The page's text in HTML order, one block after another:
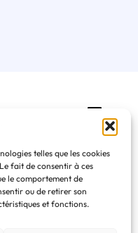
telles que les cookies
fait de consentir à ces
le comportement de
ou de retirer son
et fonctions.